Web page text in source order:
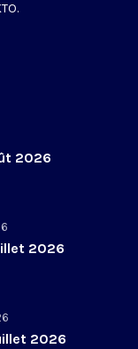
2026
2026
2026